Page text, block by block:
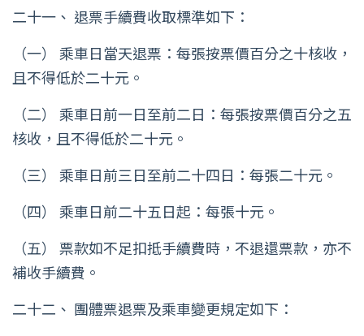
二十一、 退票手續費收取標準如下：
（一） 乘車日當天退票：每張按票價百分之十核收，
且不得低於二十元。
（二） 乘車日前一日至前二日：每張按票價百分之五
核收，且不得低於二十元。
（三） 乘車日前三日至前二十四日：每張二十元。
（四） 乘車日前二十五日起：每張十元。
（五） 票款如不足扣抵手續費時，不退還票款，亦不
補收手續費。
二十二、 團體票退票及乘車變更規定如下：